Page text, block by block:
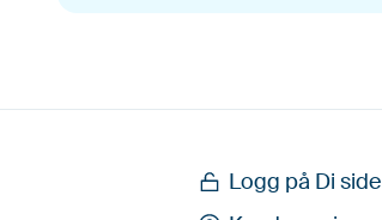
Logg på Di side